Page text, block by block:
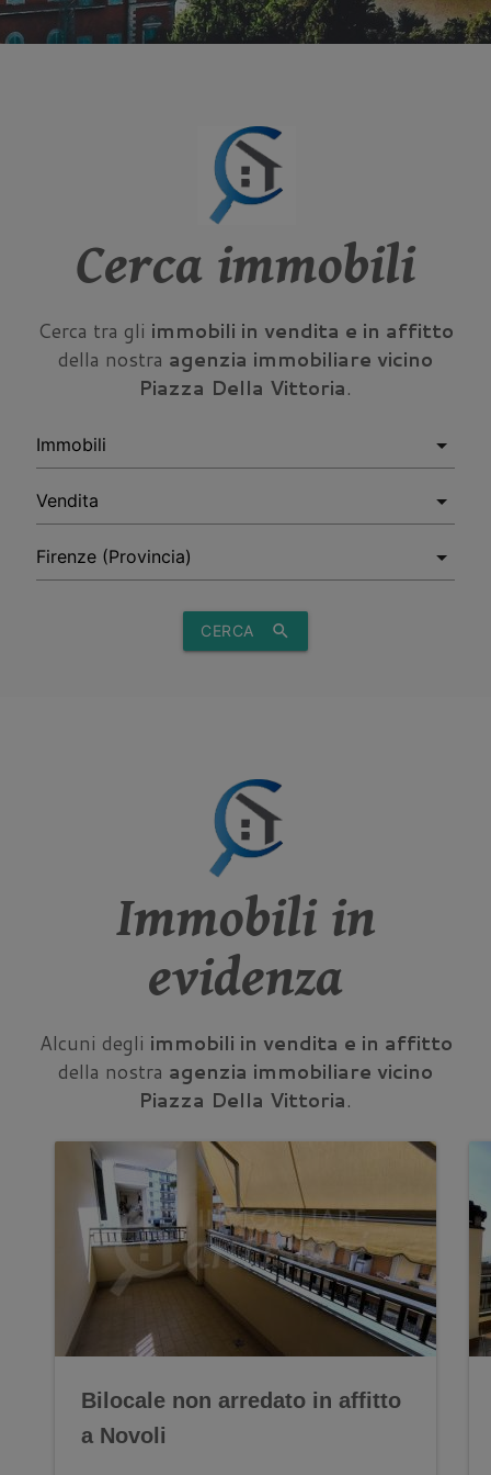
Cerca immobili
Cerca tra gli immobili in vendita e in affitto
della nostra agenzia immobiliare vicino
Piazza Della Vittoria.
CERCA search
Immobili in
evidenza
Alcuni degli immobili in vendita e in affitto
della nostra agenzia immobiliare vicino
Piazza Della Vittoria.
Bilocale non arredato in affitto
a Novoli